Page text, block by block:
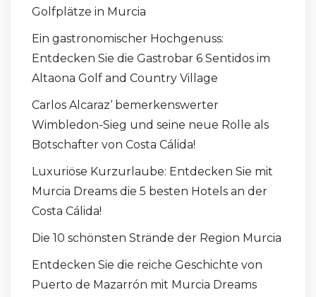
Golfplätze in Murcia
Ein gastronomischer Hochgenuss:
Entdecken Sie die Gastrobar 6 Sentidos im
Altaona Golf and Country Village
Carlos Alcaraz‘ bemerkenswerter
Wimbledon-Sieg und seine neue Rolle als
Botschafter von Costa Cálida!
Luxuriöse Kurzurlaube: Entdecken Sie mit
Murcia Dreams die 5 besten Hotels an der
Costa Cálida!
Die 10 schönsten Strände der Region Murcia
Entdecken Sie die reiche Geschichte von
Puerto de Mazarrón mit Murcia Dreams